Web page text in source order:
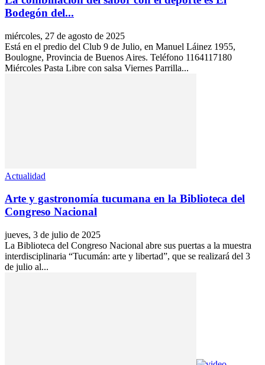
Bodegón del...
miércoles, 27 de agosto de 2025
Está en el predio del Club 9 de Julio, en Manuel Láinez 1955,
Boulogne, Provincia de Buenos Aires. Teléfono 1164117180
Miércoles Pasta Libre con salsa Viernes Parrilla...
Actualidad
Arte y gastronomía tucumana en la Biblioteca del
Congreso Nacional
jueves, 3 de julio de 2025
La Biblioteca del Congreso Nacional abre sus puertas a la muestra
interdisciplinaria “Tucumán: arte y libertad”, que se realizará del 3
de julio al...